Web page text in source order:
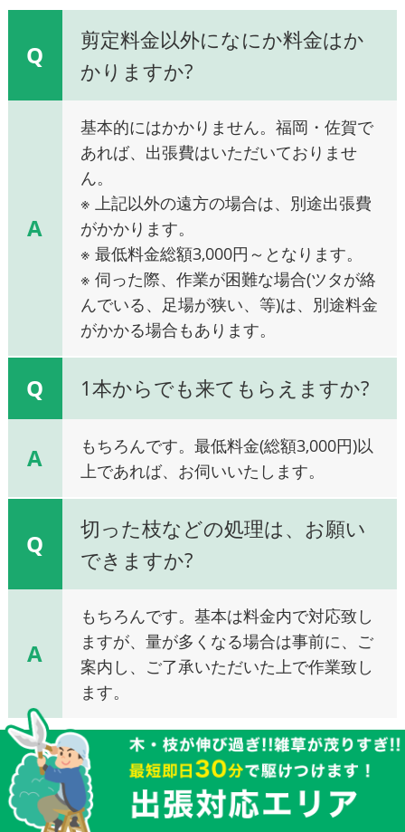
Q
剪定料金以外になにか料金はか
かりますか?
A
基本的にはかかりません。福岡・佐賀で
あれば、出張費はいただいておりませ
ん。
※ 上記以外の遠方の場合は、別途出張費
がかかります。
※ 最低料金総額3,000円～となります。
※ 伺った際、作業が困難な場合(ツタが絡
んでいる、足場が狭い、等)は、別途料金
がかかる場合もあります。
Q 1本からでも来てもらえますか?
A
もちろんです。最低料金(総額3,000円)以
上であれば、お伺いいたします。
Q
切った枝などの処理は、お願い
できますか?
A
もちろんです。基本は料金内で対応致し
ますが、量が多くなる場合は事前に、ご
案内し、ご了承いただいた上で作業致し
ます。